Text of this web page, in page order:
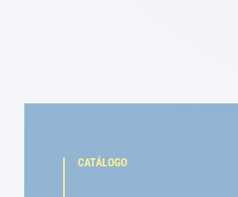
CATÁLOGO